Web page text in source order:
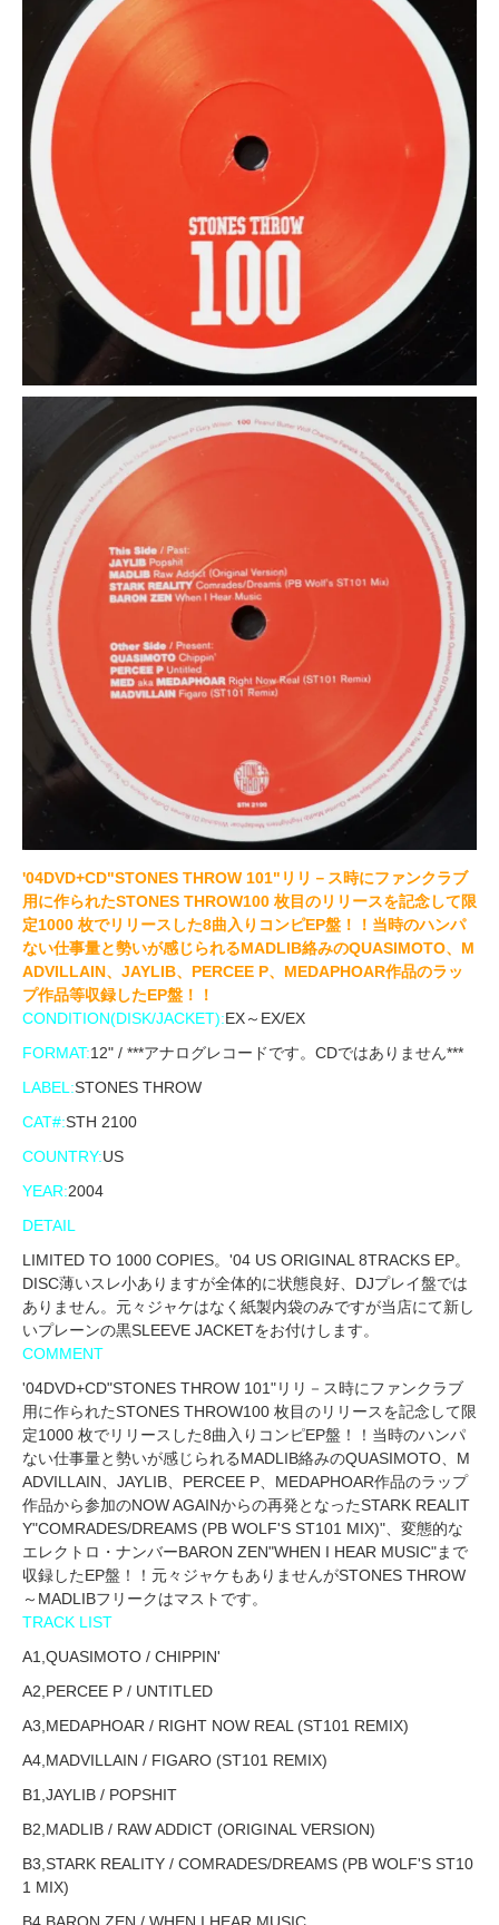
'04DVD+CD"STONES THROW 101"リリ－ス時にファンクラブ
用に作られたSTONES THROW100 枚目のリリースを記念して限
定1000 枚でリリースした8曲入りコンピEP盤！！当時のハンパ
ない仕事量と勢いが感じられるMADLIB絡みのQUASIMOTO、M
ADVILLAIN、JAYLIB、PERCEE P、MEDAPHOAR作品のラッ
プ作品等収録したEP盤！！
CONDITION(DISK/JACKET):EX～EX/EX
FORMAT:12" / ***アナログレコードです。CDではありません***
LABEL:STONES THROW
CAT#:STH 2100
COUNTRY:US
YEAR:2004
DETAIL
LIMITED TO 1000 COPIES。'04 US ORIGINAL 8TRACKS EP。
DISC薄いスレ小ありますが全体的に状態良好、DJプレイ盤では
ありません。元々ジャケはなく紙製内袋のみですが当店にて新し
いプレーンの黒SLEEVE JACKETをお付けします。
COMMENT
'04DVD+CD"STONES THROW 101"リリ－ス時にファンクラブ
用に作られたSTONES THROW100 枚目のリリースを記念して限
定1000 枚でリリースした8曲入りコンピEP盤！！当時のハンパ
ない仕事量と勢いが感じられるMADLIB絡みのQUASIMOTO、M
ADVILLAIN、JAYLIB、PERCEE P、MEDAPHOAR作品のラップ
作品から参加のNOW AGAINからの再発となったSTARK REALIT
Y"COMRADES/DREAMS (PB WOLF'S ST101 MIX)"、変態的な
エレクトロ・ナンバーBARON ZEN"WHEN I HEAR MUSIC"まで
収録したEP盤！！元々ジャケもありませんがSTONES THROW
～MADLIBフリークはマストです。
TRACK LIST
A1,QUASIMOTO / CHIPPIN'
A2,PERCEE P / UNTITLED
A3,MEDAPHOAR / RIGHT NOW REAL (ST101 REMIX)
A4,MADVILLAIN / FIGARO (ST101 REMIX)
B1,JAYLIB / POPSHIT
B2,MADLIB / RAW ADDICT (ORIGINAL VERSION)
B3,STARK REALITY / COMRADES/DREAMS (PB WOLF'S ST10
1 MIX)